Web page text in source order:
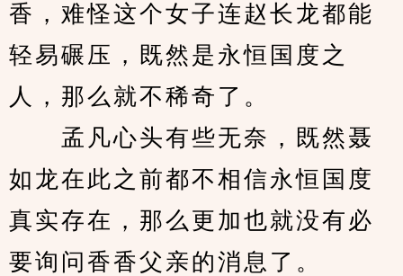
香，难怪这个女子连赵长龙都能
轻易碾压，既然是永恒国度之
人，那么就不稀奇了。
孟凡心头有些无奈，既然聂
如龙在此之前都不相信永恒国度
真实存在，那么更加也就没有必
要询问香香父亲的消息了。